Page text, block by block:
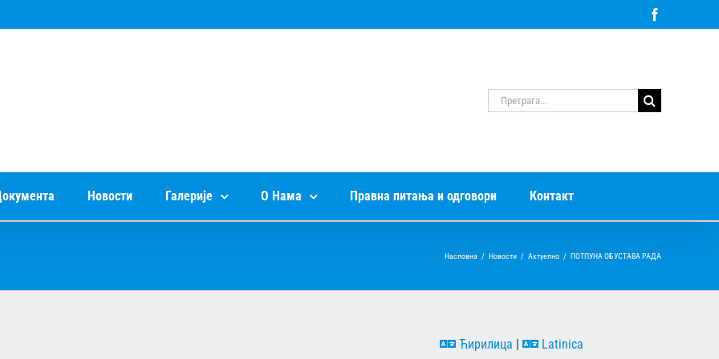
Претрага
за:
Новости Галерије О Нама Правна питања и одговори Контакт
Насловна / Новости / Актуелно / ПОТПУНА ОБУСТАВА РАДА
Ћирилица Latinica